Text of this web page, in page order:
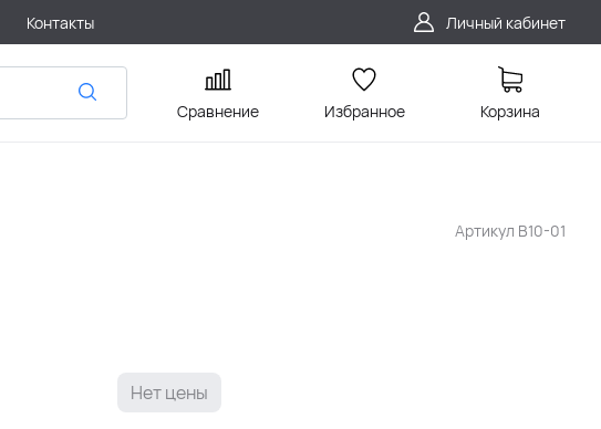
Контакты Личный кабинет
Сравнение Избранное Корзина
Артикул В10-01
Нет цены